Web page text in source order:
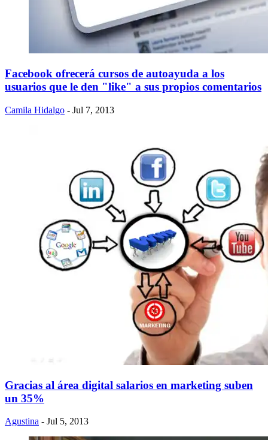
Facebook ofrecerá cursos de autoayuda a los
usuarios que le den "like" a sus propios comentarios
Camila Hidalgo - Jul 7, 2013
Gracias al área digital salarios en marketing suben
un 35%
Agustina - Jul 5, 2013